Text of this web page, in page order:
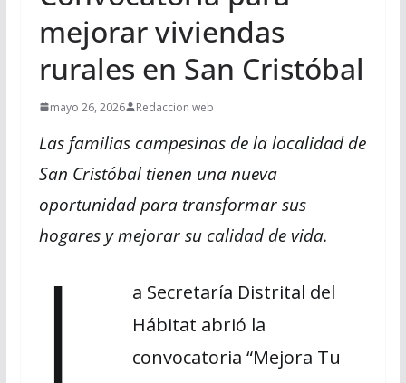
mejorar viviendas
rurales en San Cristóbal
mayo 26, 2026 Redaccion web
Las familias campesinas de la localidad de
San Cristóbal tienen una nueva
oportunidad para transformar sus
hogares y mejorar su calidad de vida.
L
a Secretaría Distrital del
Hábitat abrió la
convocatoria “Mejora Tu